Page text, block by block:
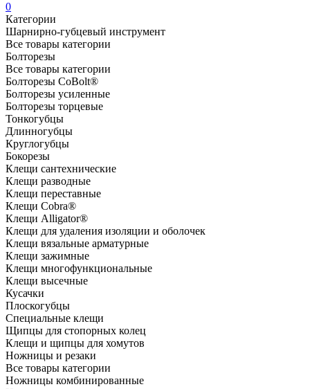
0
Категории
Шарнирно-губцевый инструмент
Все товары категории
Болторезы
Все товары категории
Болторезы CoBolt®
Болторезы усиленные
Болторезы торцевые
Тонкогубцы
Длинногубцы
Круглогубцы
Бокорезы
Клещи сантехнические
Клещи разводные
Клещи переставные
Клещи Cobra®
Клещи Alligator®
Клещи для удаления изоляции и оболочек
Клещи вязальные арматурные
Клещи зажимные
Клещи многофункциональные
Клещи высечные
Кусачки
Плоскогубцы
Специальные клещи
Щипцы для стопорных колец
Клещи и щипцы для хомутов
Ножницы и резаки
Все товары категории
Ножницы комбинированные